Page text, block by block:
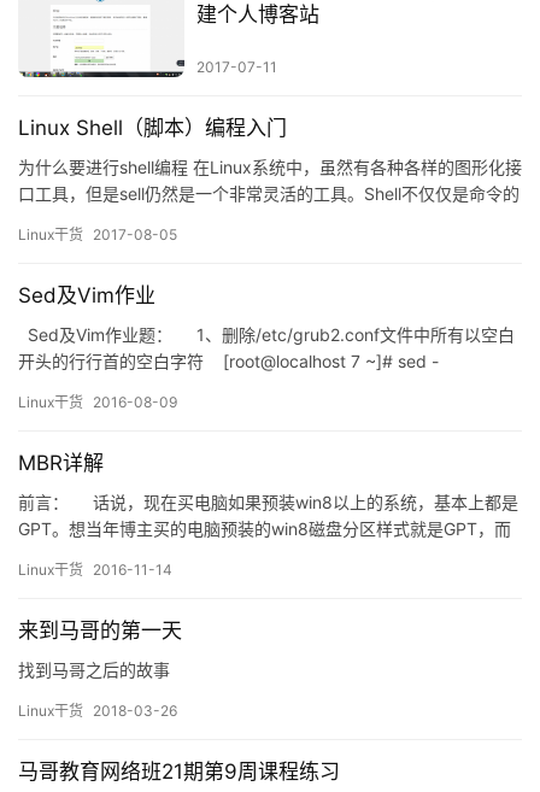
建个人博客站
2017-07-11
Linux Shell（脚本）编程入门
为什么要进行shell编程 在Linux系统中，虽然有各种各样的图形化接
口工具，但是sell仍然是一个非常灵活的工具。Shell不仅仅是命令的
的任务自动化，shell特别擅长系统管理任务，尤其适合那些易用
看看shell是如何工作的： 建…
Linux干货 2017-08-05
Sed及Vim作业
Sed及Vim作业题： 1、删除/etc/grub2.conf文件中所有以空白
开头的行行首的空白字符 [root@localhost 7 ~]# sed -
Linux干货 2016-08-09
MBR详解
前言： 话说，现在买电脑如果预装win8以上的系统，基本上都是
GPT。想当年博主买的电脑预装的win8磁盘分区样式就是GPT，而
到GPT，不过本文还是主要讲解MBR，并通过实验验证。 机械硬
Linux干货 2016-11-14
来到马哥的第一天
找到马哥之后的故事
Linux干货 2018-03-26
马哥教育网络班21期第9周课程练习